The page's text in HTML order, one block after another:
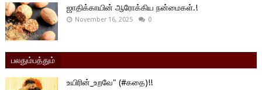
ஜாதிக்காயின் ஆரோக்கிய நன்மைகள்.!
November 16, 2025 0
பலதும்பத்தும்
உயிரின்_உறவே" (#கதை)!!